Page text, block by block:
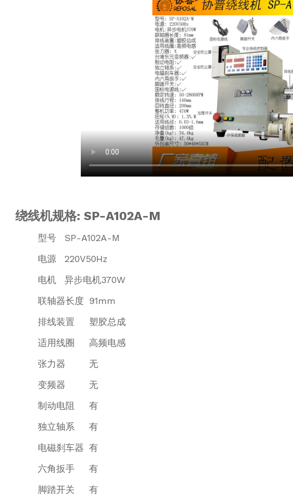
绕线机规格: SP-A102A-M
型号
SP-A102A-M
电源
220V50Hz
电机
异步电机370W
联轴器长度 91mm
排线装置
塑胶总成
适用线圈
高频电感
张力器
无
变频器
无
制动电阻
有
独立轴系
有
电磁刹车器 有
六角扳手
有
脚踏开关
有